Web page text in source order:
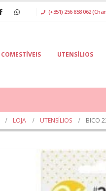
(+351) 256 858 062
COMESTÍVEIS UTENSÍLIOS
LOJA UTENSÍLIOS BICO